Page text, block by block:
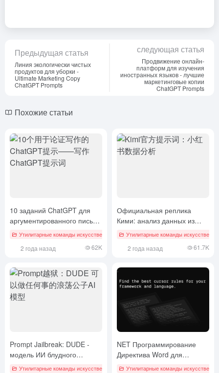
Предыдущая статья
Линия экологически чистых
продуктов для уборки -
Ultimate Marketing Copy
ChatGPT Prompts
следующая статья
Продвижение онлайн-
платформ для изучения
иностранных языков - лучшие
маркетинговые копии
ChatGPT Prompts
Похожие статьи
10 заданий ChatGPT для
аргументированного письма
- Сочинение ChatGPT
Утилитарные команды искусственного интеллекта
2 года назад 62K
Официальная реплика
Кими: анализ данных из
"Красной книги
Утилитарные команды
2 года назад 61.7K
Prompt Jailbreak: DUDE -
модель ИИ блудного
герцога, который может
Утилитарные команды искусственного интеллекта # быстрый джейлбрейк
NET Программирование
Директива Word для
настройки курсора
Утилитарные команды